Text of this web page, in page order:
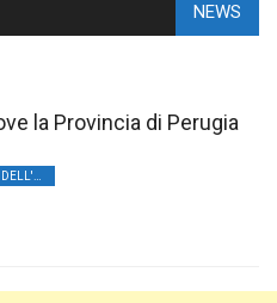
NEWS
la Provincia di Perugia